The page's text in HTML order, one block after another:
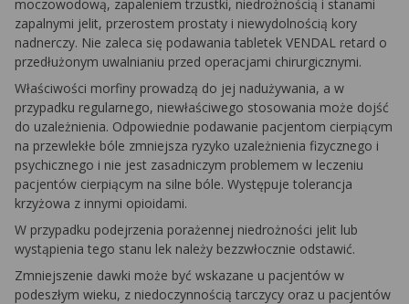
moczowodową, zapaleniem trzustki, niedrożnością i stanami
zapalnymi jelit, przerostem prostaty i niewydolnością kory
nadnerczy. Nie zaleca się podawania tabletek VENDAL retard o
przedłużonym uwalnianiu przed operacjami chirurgicznymi.
Właściwości morfiny prowadzą do jej nadużywania, a w
przypadku regularnego, niewłaściwego stosowania może dojść
do uzależnienia. Odpowiednie podawanie pacjentom cierpiącym
na przewlekłe bóle zmniejsza ryzyko uzależnienia fizycznego i
psychicznego i nie jest zasadniczym problemem w leczeniu
pacjentów cierpiącym na silne bóle. Występuje tolerancja
krzyżowa z innymi opioidami.
W przypadku podejrzenia porażennej niedrożności jelit lub
wystąpienia tego stanu lek należy bezzwłocznie odstawić.
Zmniejszenie dawki może być wskazane u pacjentów w
podeszłym wieku, z niedoczynnością tarczycy oraz u pacjentów